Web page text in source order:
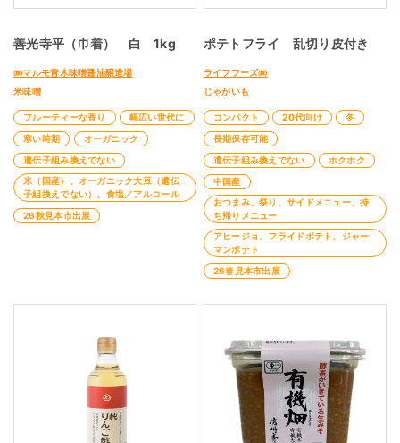
善光寺平（巾着） 白 1kg
㈱マルモ青木味噌醤油醸造場
米味噌
フルーティーな香り
幅広い世代に
寒い時期
オーガニック
遺伝子組み換えでない
米（国産）、オーガニック大豆（遺伝
子組換えでない）、食塩／アルコール
26秋見本市出展
ポテトフライ 乱切り皮付き
ライフフーズ㈱
じゃがいも
コンパクト 20代向け
冬
長期保存可能
遺伝子組み換えでない
ホクホク
中国産
おつまみ、祭り、サイドメニュー、持
ち帰りメニュー
アヒージョ、フライドポテト、ジャー
マンポテト
26春見本市出展